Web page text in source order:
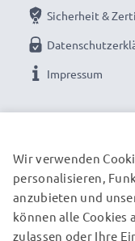
hochwertige
verbauten Zellen
✔ Zertifizierte
Austausch-Akku
leistungsfähige
einem günstigen
Sicherheit &
Impressum
UNSERE
Wir verwenden
personalisieren,
anzubieten und
können alle Cookies
zulassen oder Ihre